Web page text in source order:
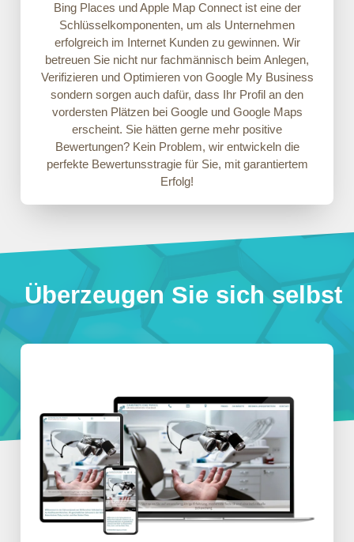
Bing Places und Apple Map Connect ist eine der
Schlüsselkomponenten, um als Unternehmen
erfolgreich im Internet Kunden zu gewinnen. Wir
betreuen Sie nicht nur fachmännisch beim Anlegen,
Verifizieren und Optimieren von Google My Business
sondern sorgen auch dafür, dass Ihr Profil an den
vordersten Plätzen bei Google und Google Maps
erscheint. Sie hätten gerne mehr positive
Bewertungen? Kein Problem, wir entwickeln die
perfekte Bewertunsstragie für Sie, mit garantiertem
Erfolg!
Überzeugen Sie sich selbst